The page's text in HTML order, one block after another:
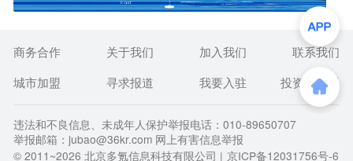
商务合作 关于我们 加入我们
联系我们
城市加盟
寻求报道 我要入驻 投资者关系
违法和不良信息、未成年人保护举报电话：010-89650707
举报邮箱：jubao@36kr.com 网上有害信息举报
© 2011~2026 北京多氪信息科技有限公司 | 京ICP备12031756号-6